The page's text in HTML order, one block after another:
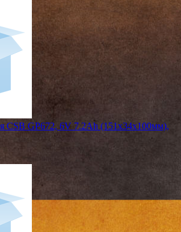
CSB GP672, 6V 7.2Ah (151х34х100мм),